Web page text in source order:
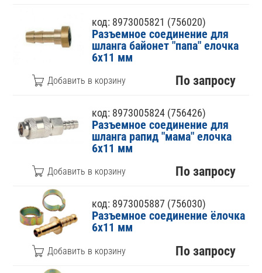
код: 8973005821 (756020)
Разъемное соединение для
шланга байонет "папа" елочка
6х11 мм
По запросу
код: 8973005824 (756426)
Разъемное соединение для
шланга рапид "мама" елочка
6х11 мм
По запросу
код: 8973005887 (756030)
Разъемное соединение ёлочка
6х11 мм
По запросу